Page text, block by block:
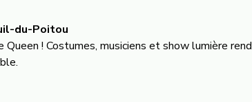
du-Poitou
Queen ! Costumes, musiciens et show lumière